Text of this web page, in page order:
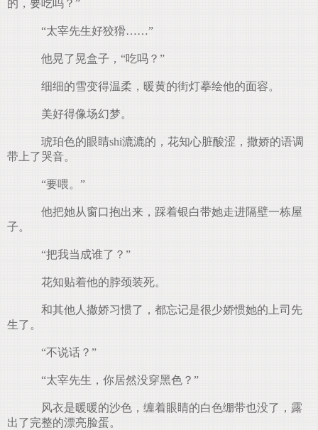
的，要吃吗？”
“太宰先生好狡猾……”
他晃了晃盒子，“吃吗？”
细细的雪变得温柔，暖黄的街灯摹绘他的面容。
美好得像场幻梦。
琥珀色的眼睛shi漉漉的，花知心脏酸涩，撒娇的语调
带上了哭音。
“要喂。”
他把她从窗口抱出来，踩着银白带她走进隔壁一栋屋
子。
“把我当成谁了？”
花知贴着他的脖颈装死。
和其他人撒娇习惯了，都忘记是很少娇惯她的上司先
生了。
“不说话？”
“太宰先生，你居然没穿黑色？”
风衣是暖暖的沙色，缠着眼睛的白色绷带也没了，露
出了完整的漂亮脸蛋。